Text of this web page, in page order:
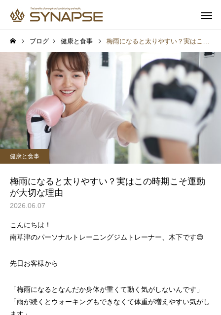
寄り添うサポート 多彩なオプ
通勤前でも安心 子供も一緒
健康と食事
プロテインを飲めば筋肉は
つく？実は多くの人が勘違
いしていること
汗をかけば脂肪は燃え
実は多くの人が勘違い
いること
ブログ 健康と食事 梅雨になると太りやすい？実はこの時期こそ運動が大切な理由
健康と食事
梅雨になると太りやすい？実はこの時期こそ運動
が大切な理由
2026.06.07
こんにちは！
南草津のパーソナルトレーニングジムトレーナー、木下です😊
先日お客様から
「梅雨になるとなんだか身体が重くて動く気がしないんです」
「雨が続くとウォーキングもできなくて体重が増えやすい気がし